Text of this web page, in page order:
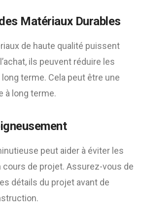
Matériaux Durables
de haute qualité puissent
ils peuvent réduire les
terme. Cela peut être une
à long terme.
peut aider à éviter les
de projet. Assurez-vous de
détails du projet avant de